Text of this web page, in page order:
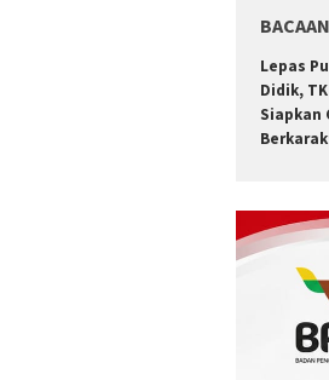
Lepas
Didik,
Siapkan